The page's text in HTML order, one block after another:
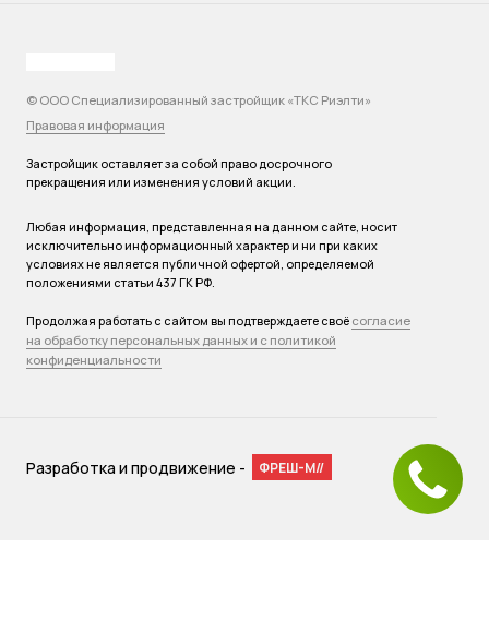
© ООО Специализированный застройщик «ТКС Риэлти»
Правовая информация
Застройщик оставляет за собой право досрочного
прекращения или изменения условий акции.
Любая информация, представленная на данном сайте, носит
исключительно информационный характер и ни при каких
условиях не является публичной офертой, определяемой
положениями статьи 437 ГК РФ.
Продолжая работать с сайтом вы подтверждаете своё согласие
на обработку персональных данных и с политикой
конфиденциальности
Разработка и продвижение - ФРЕШ-М//